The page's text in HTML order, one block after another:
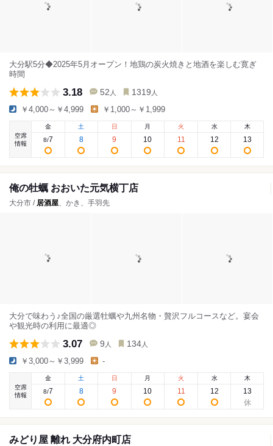
大分駅5分◆2025年5月オープン！地鶏の炭火焼きと地酒を楽しむ寛ぎ
時間
3.18 52 人 1319 人
￥4,000～￥4,999 ￥1,000～￥1,999
空席
情報
金
8/7
土
8
日
9
月
10
火
11
水
12
木
13
俺の牡蠣 おおいた元気横丁店
大分市 / 居酒屋、かき、手羽先
大分で味わう♪全国の厳選牡蠣や九州名物・贅沢フルコースなど。宴会
や観光時の利用に最適◎
3.07 9 人 134 人
￥3,000～￥3,999 -
空席
情報
金
8/7
土
8
日
9
月
10
火
11
水
12
木
13
みどり屋 離れ 大分府内町店